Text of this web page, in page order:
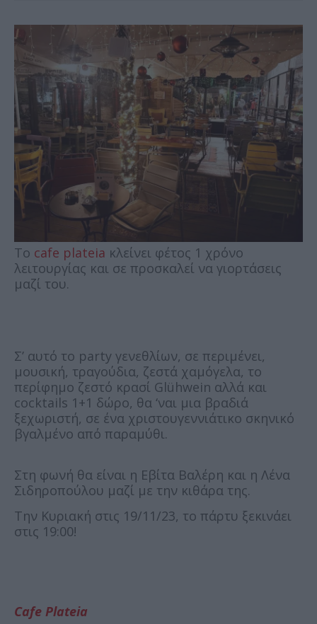
Tο cafe plateia κλείνει φέτος 1 χρόνο
λειτουργίας και σε προσκαλεί να γιορτάσεις
μαζί του.
Σ’ αυτό το party γενεθλίων, σε περιμένει,
μουσική, τραγούδια, ζεστά χαμόγελα, το
περίφημο ζεστό κρασί Glühwein αλλά και
cocktails 1+1 δώρο, θα ‘ναι μια βραδιά
ξεχωριστή, σε ένα χριστουγεννιάτικο σκηνικό
βγαλμένο από παραμύθι.
Στη φωνή θα είναι η Εβίτα Βαλέρη και η Λένα
Σιδηροπούλου μαζί με την κιθάρα της.
Την Κυριακή στις 19/11/23, το πάρτυ ξεκινάει
στις 19:00!
Cafe Plateia